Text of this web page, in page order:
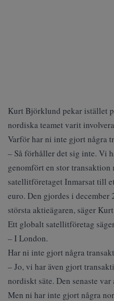
Kurt Björklund pekar istället
nordiska teamet varit
Varför har ni inte gjort några
– Så förhåller det sig inte. Vi
genomfört en stor transaktion
satellitföretaget Inmarsat till
euro. Den gjordes i december
största aktieägaren, säger
Ett globalt satellitföretag
– I London.
Har ni inte gjort några
– Jo, vi har även gjort
nordiskt säte. Den senaste var
Men ni har inte gjort några